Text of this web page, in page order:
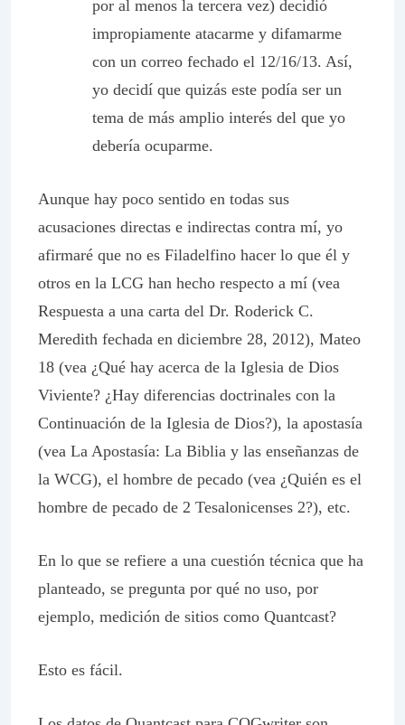
por al menos la tercera vez) decidió
impropiamente atacarme y difamarme
con un correo fechado el 12/16/13. Así,
yo decidí que quizás este podía ser un
tema de más amplio interés del que yo
debería ocuparme.
Aunque hay poco sentido en todas sus
acusaciones directas e indirectas contra mí, yo
afirmaré que no es Filadelfino hacer lo que él y
otros en la LCG han hecho respecto a mí (vea
Respuesta a una carta del Dr. Roderick C.
Meredith fechada en diciembre 28, 2012), Mateo
18 (vea ¿Qué hay acerca de la Iglesia de Dios
Viviente? ¿Hay diferencias doctrinales con la
Continuación de la Iglesia de Dios?), la apostasía
(vea La Apostasía: La Biblia y las enseñanzas de
la WCG), el hombre de pecado (vea ¿Quién es el
hombre de pecado de 2 Tesalonicenses 2?), etc.
En lo que se refiere a una cuestión técnica que ha
planteado, se pregunta por qué no uso, por
ejemplo, medición de sitios como Quantcast?
Esto es fácil.